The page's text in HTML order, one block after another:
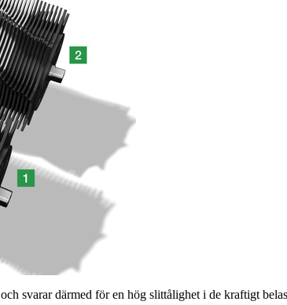
svarar därmed för en hög slittålighet i de kraftigt